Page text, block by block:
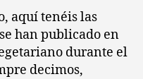
Enero
2009
aquí tenéis las
han publicado en
durante el
decimos,